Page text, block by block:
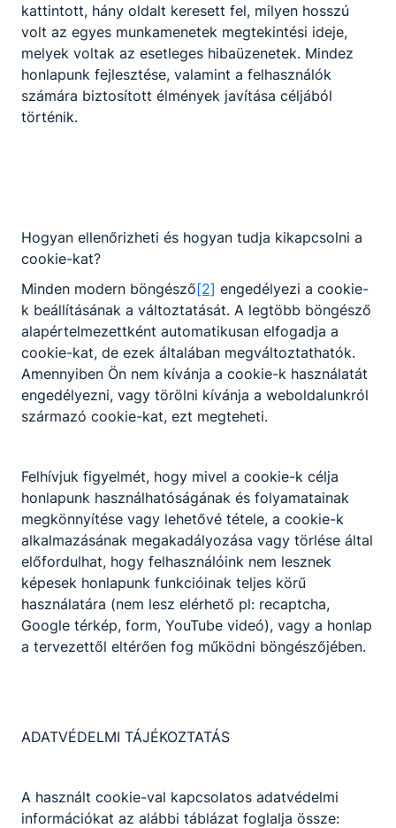
Szülői kérdőív 2025.pdf
Letöltés
Oktatók elégedettségét mérő kérdőív 2025.pdf
Duális partnerek_2024-25_statisztika.pdf
Tanulói statisztikák 2021/22, 2022/23, 2023/24.
Letöltés
Duális partnereknél lévő tanulói statisztikák
2021/22, 2022/23, 2023/24.
Letöltés
Letöltés
Archívum
Szakképző iskola közismereti tantárgyak helyi
Letöltés
kattintott, hány oldalt keresett fel, milyen hosszú
volt az egyes munkamenetek megtekintési ideje,
melyek voltak az esetleges hibaüzenetek. Mindez
honlapunk fejlesztése, valamint a felhasználók
számára biztosított élmények javítása céljából
történik.
Hogyan ellenőrizheti és hogyan tudja kikapcsolni a
cookie-kat?
Minden modern böngésző[2] engedélyezi a cookie-
k beállításának a változtatását. A legtöbb böngésző
alapértelmezettként automatikusan elfogadja a
cookie-kat, de ezek általában megváltoztathatók.
Amennyiben Ön nem kívánja a cookie-k használatát
engedélyezni, vagy törölni kívánja a weboldalunkról
származó cookie-kat, ezt megteheti.
Felhívjuk figyelmét, hogy mivel a cookie-k célja
honlapunk használhatóságának és folyamatainak
megkönnyítése vagy lehetővé tétele, a cookie-k
alkalmazásának megakadályozása vagy törlése által
előfordulhat, hogy felhasználóink nem lesznek
képesek honlapunk funkcióinak teljes körű
használatára (nem lesz elérhető pl: recaptcha,
Google térkép, form, YouTube videó), vagy a honlap
a tervezettől eltérően fog működni böngészőjében.
ADATVÉDELMI TÁJÉKOZTATÁS
A használt cookie-val kapcsolatos adatvédelmi
információkat az alábbi táblázat foglalja össze: